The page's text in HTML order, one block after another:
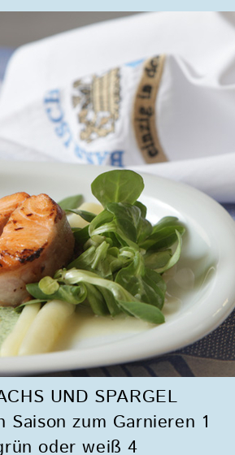
UND SPARGEL
Saison zum Garnieren 1
oder weiß 4